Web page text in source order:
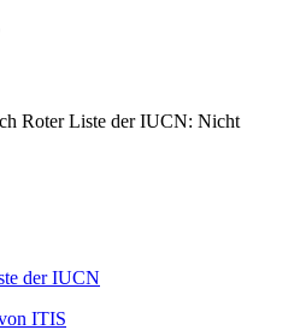
Roter Liste der IUCN: Nicht
der IUCN
ITIS